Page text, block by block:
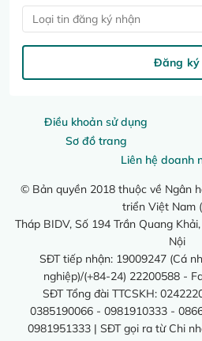
Điều khoản sử dụng
Sơ đồ trang
Liên hệ doanh
© Bản quyền 2018 thuộc về Ngân
triển Việt Nam
Tháp BIDV, Số 194 Trần Quang
Nội
SĐT tiếp nhận: 19009247 (Cá
nghiệp)/(+84-24) 22200588 -
SĐT Tổng đài TTCSKH:
0385190066 - 0981910333 -
0981951333 | SĐT gọi ra từ Chi
Loại tin đăng ký nhận
Đăng ký